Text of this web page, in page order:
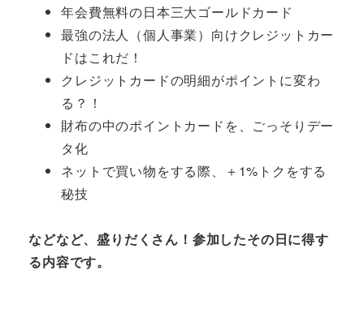
年会費無料の日本三大ゴールドカード
最強の法人（個人事業）向けクレジットカー
ドはこれだ！
クレジットカードの明細がポイントに変わ
る？！
財布の中のポイントカードを、ごっそりデー
タ化
ネットで買い物をする際、＋1%トクをする
秘技
などなど、盛りだくさん！参加したその日に得す
る内容です。